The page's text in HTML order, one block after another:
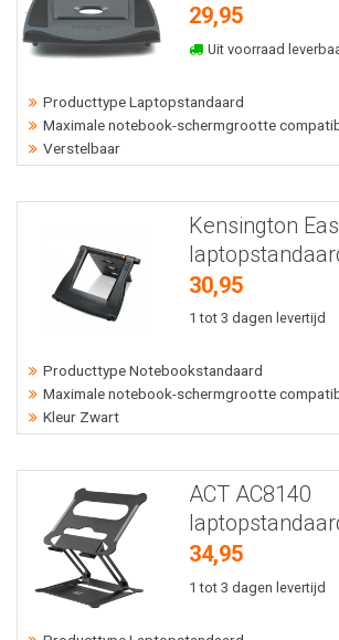
29,95
Uit voorraad
Producttype Laptopstandaard
Maximale notebook-schermgrootte
Verstelbaar
Kensington
30,95
1 tot 3 dagen levertijd
Producttype Notebookstandaard
Maximale notebook-schermgrootte
Kleur Zwart
ACT AC8140
34,95
1 tot 3 dagen levertijd